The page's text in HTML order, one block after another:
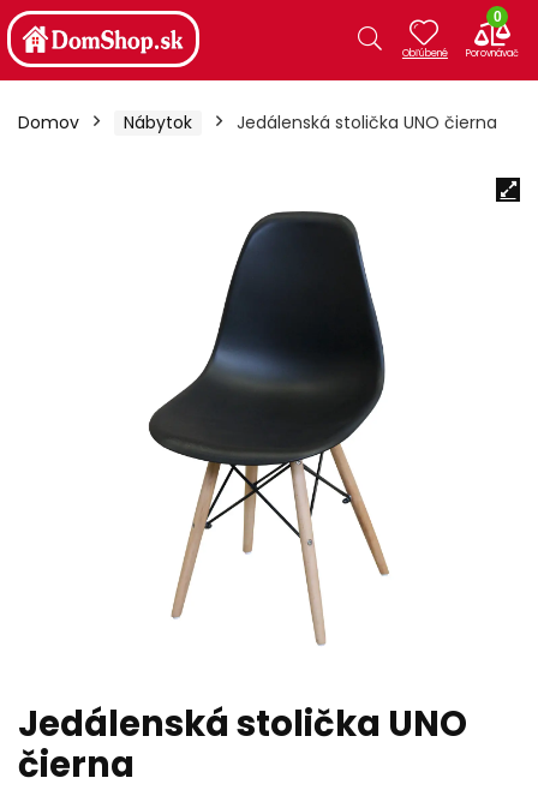
0
Domov Nábytok Jedálenská stolička UNO čierna
Jedálenská stolička UNO
čierna